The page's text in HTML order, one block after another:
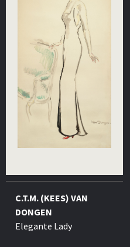
C.T.M. (KEES) VAN
DONGEN
Elegante Lady